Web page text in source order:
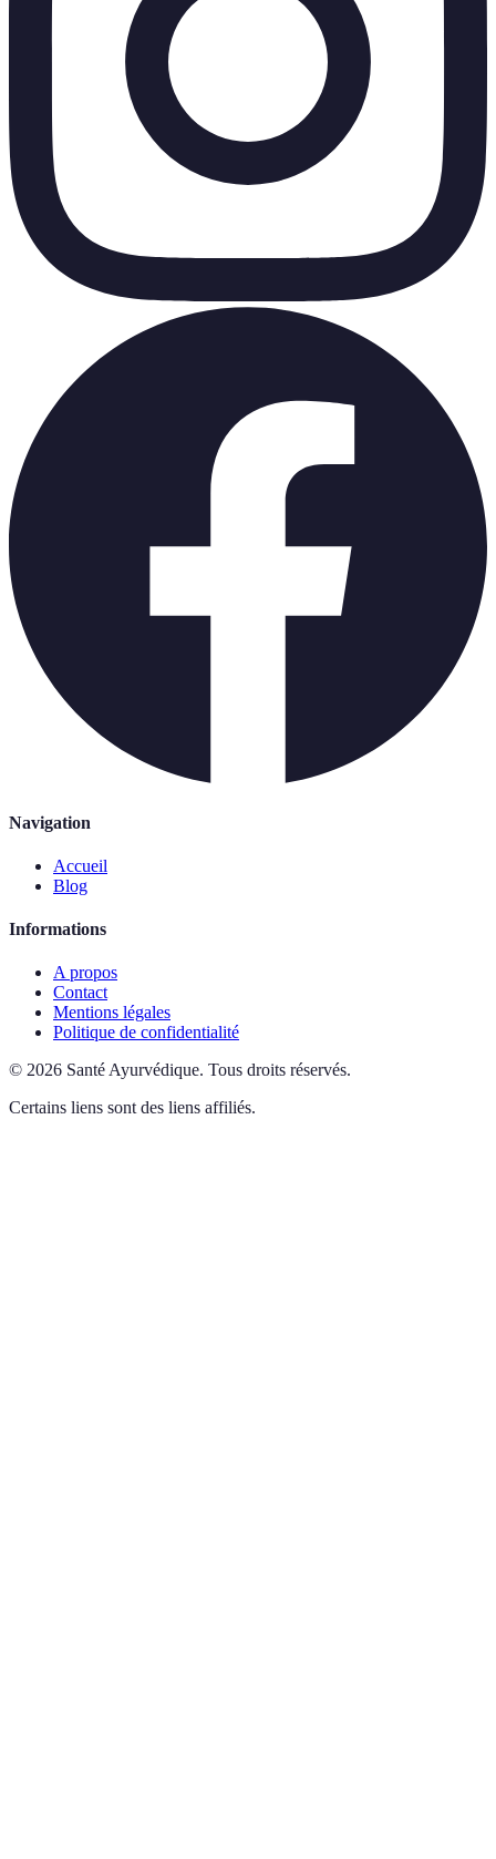
Navigation
Accueil
Blog
Informations
A propos
Contact
Mentions légales
Politique de confidentialité
© 2026 Santé Ayurvédique. Tous droits réservés.
Certains liens sont des liens affiliés.